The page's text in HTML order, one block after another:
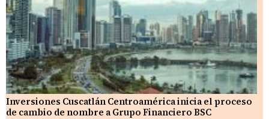
Inversiones Cuscatlán Centroamérica inicia el proceso
de cambio de nombre a Grupo Financiero BSC